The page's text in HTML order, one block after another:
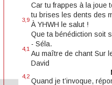
Car tu frappes à la joue
tu brises les dents des
3,9
À YHWH le salut !
Que ta bénédiction soit
- Séla.
4,1
Au maître de chant Sur
David
4,2
Quand je t’invoque,